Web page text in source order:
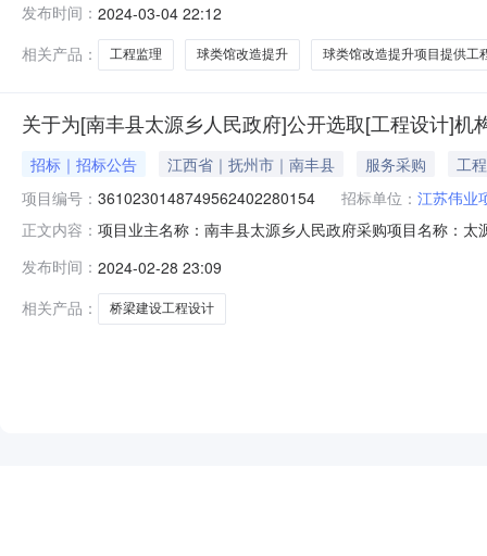
日）签订合同时间：4（个工作日）合同备案时间：5（
司,中晟全过程工
发布时间： 2024-03-04 22:12
相关产品：
工程监理 球类馆改造提升 球类馆改造提升项目提供工
关于为[南丰县太源乡人民政府]公开选取[工程设计]机
招标｜招标公告 江西省｜抚州市｜南丰县 服务采购
工程
项目编号： 3610230148749562402280154 招标单位： 江苏伟业
正文内容： 项目业主名称：南丰县太源乡人民政府采购项目名称：
谈时间：3（个工作日）签订合同时间：15（个工作日）
鸿亿博集团有限公司,中潮博
发布时间： 2024-02-28 23:09
相关产品：
桥梁建设工程设计